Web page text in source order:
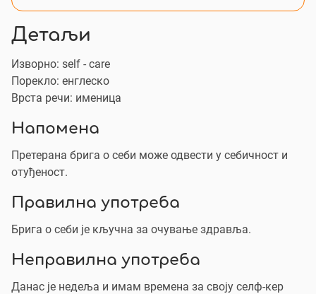
Детаљи
Изворно: self - care
Порекло: енглеско
Врста речи: именица
Напомена
Претерана брига о себи може одвести у себичност и
отуђеност.
Правилна употреба
Брига о себи је кључна за очување здравља.
Неправилна употреба
Данас је недеља и имам времена за своју селф-кер